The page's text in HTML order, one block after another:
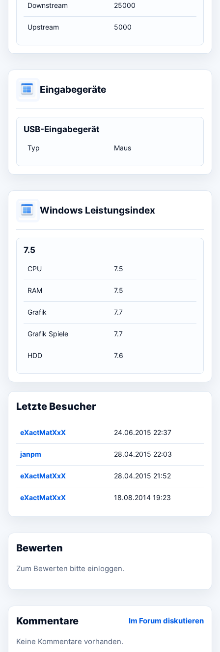
Downstream 25000
Upstream 5000
Eingabegeräte
USB-Eingabegerät
Typ Maus
Windows Leistungsindex
7.5
CPU 7.5
RAM 7.5
Grafik 7.7
Grafik Spiele 7.7
HDD 7.6
Letzte Besucher
eXactMatXxX 24.06.2015 22:37
janpm 28.04.2015 22:03
eXactMatXxX 28.04.2015 21:52
eXactMatXxX 18.08.2014 19:23
Bewerten
Zum Bewerten bitte einloggen.
Kommentare Im Forum diskutieren
Keine Kommentare vorhanden.